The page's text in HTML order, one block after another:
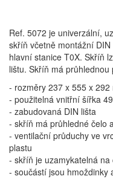
Ref. 5072 je univerzální,
skříň včetně montážní
hlavní stanice T0X. Skříň
lištu. Skříň má
- rozměry 237 x 555 x 292
- použitelná vnitřní šířka
- zabudovaná DIN lišta
- skříň má průhledné čelo
- ventilační průduchy ve
plastu
- skříň je uzamykatelná
- součástí jsou hmoždinky